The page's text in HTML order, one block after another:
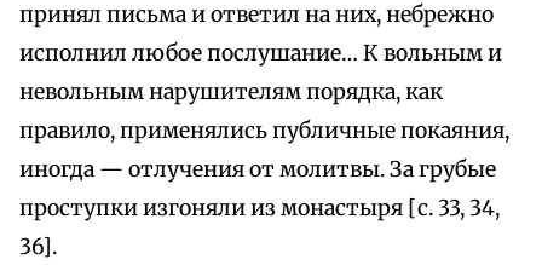
принял письма и ответил на них, небрежно
исполнил любое послушание… К вольным и
невольным нарушителям порядка, как
правило, применялись публичные покаяния,
иногда — отлучения от молитвы. За грубые
проступки изгоняли из монастыря [с. 33, 34,
36].